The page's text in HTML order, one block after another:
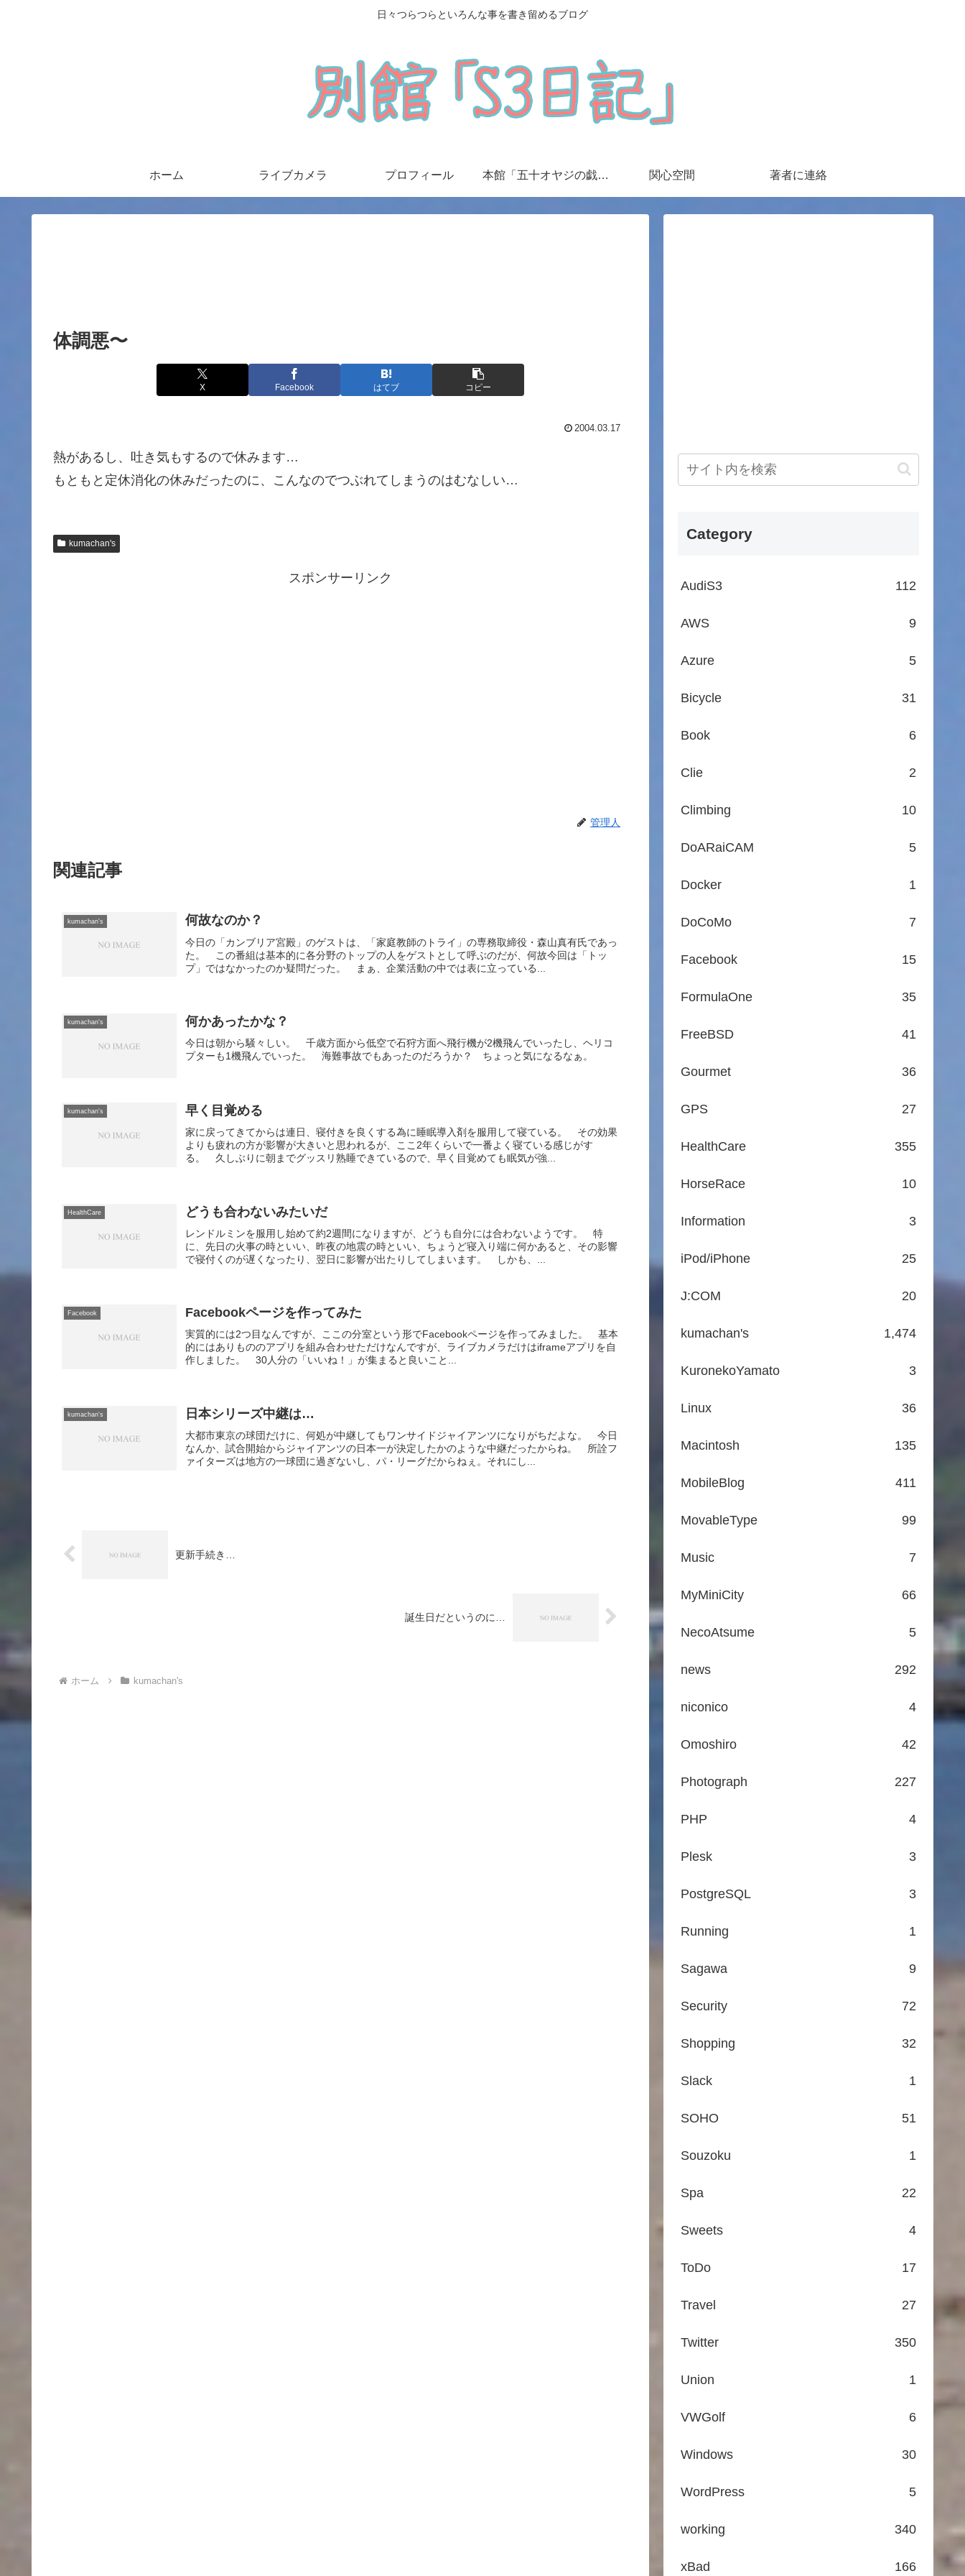
日々つらつらといろんな事を書き留めるブログ
ホーム ライブカメラ プロフィール 本館「五十オヤジの戯言日記」 関心空間 著者に連絡
体調悪〜
X Facebook はてブ コピー
2004.03.17
熱があるし、吐き気もするので休みます…
もともと定休消化の休みだったのに、こんなのでつぶれてしまうのはむなしい…
kumachan's
スポンサーリンク
管理人
関連記事
kumachan's 何故なのか？
今日の「カンブリア宮殿」のゲストは、「家庭教師のトライ」の専務取締役・森山真有氏であっ
た。 この番組は基本的に各分野のトップの人をゲストとして呼ぶのだが、何故今回は「トッ
プ」ではなかったのか疑問だった。 まぁ、企業活動の中では表に立っている...
kumachan's 何かあったかな？
今日は朝から騒々しい。 千歳方面から低空で石狩方面へ飛行機が2機飛んでいったし、ヘリコ
プターも1機飛んでいった。 海難事故でもあったのだろうか？ ちょっと気になるなぁ。
kumachan's 早く目覚める
家に戻ってきてからは連日、寝付きを良くする為に睡眠導入剤を服用して寝ている。 その効果
よりも疲れの方が影響が大きいと思われるが、ここ2年くらいで一番よく寝ている感じがす
る。 久しぶりに朝までグッスリ熟睡できているので、早く目覚めても眠気が強...
HealthCare どうも合わないみたいだ
レンドルミンを服用し始めて約2週間になりますが、どうも自分には合わないようです。 特
に、先日の火事の時といい、昨夜の地震の時といい、ちょうど寝入り端に何かあると、その影響
で寝付くのが遅くなったり、翌日に影響が出たりしてしまいます。 しかも、...
Facebook Facebookページを作ってみた
実質的には2つ目なんですが、ここの分室という形でFacebookページを作ってみました。 基本
的にはありもののアプリを組み合わせただけなんですが、ライブカメラだけはiframeアプリを自
作しました。 30人分の「いいね！」が集まると良いこと...
kumachan's 日本シリーズ中継は…
大都市東京の球団だけに、何処が中継してもワンサイドジャイアンツになりがちだよな。 今日
なんか、試合開始からジャイアンツの日本一が決定したかのような中継だったからね。 所詮フ
ァイターズは地方の一球団に過ぎないし、パ・リーグだからねぇ。それにし...
更新手続き…
誕生日だというのに…
ホーム kumachan's
Category
AudiS3 112
AWS 9
Azure 5
Bicycle 31
Book 6
Clie 2
Climbing 10
DoARaiCAM 5
Docker 1
DoCoMo 7
Facebook 15
FormulaOne 35
FreeBSD 41
Gourmet 36
GPS 27
HealthCare 355
HorseRace 10
Information 3
iPod/iPhone 25
J:COM 20
kumachan's 1,474
KuronekoYamato 3
Linux 36
Macintosh 135
MobileBlog 411
MovableType 99
Music 7
MyMiniCity 66
NecoAtsume 5
news 292
niconico 4
Omoshiro 42
Photograph 227
PHP 4
Plesk 3
PostgreSQL 3
Running 1
Sagawa 9
Security 72
Shopping 32
Slack 1
SOHO 51
Souzoku 1
Spa 22
Sweets 4
ToDo 17
Travel 27
Twitter 350
Union 1
VWGolf 6
Windows 30
WordPress 5
working 340
xBad 166